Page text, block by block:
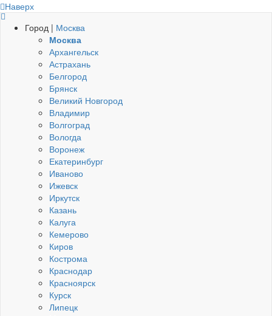
Наверх
Город | Москва
Москва
Архангельск
Астрахань
Белгород
Брянск
Великий Новгород
Владимир
Волгоград
Вологда
Воронеж
Екатеринбург
Иваново
Ижевск
Иркутск
Казань
Калуга
Кемерово
Киров
Кострома
Краснодар
Красноярск
Курск
Липецк